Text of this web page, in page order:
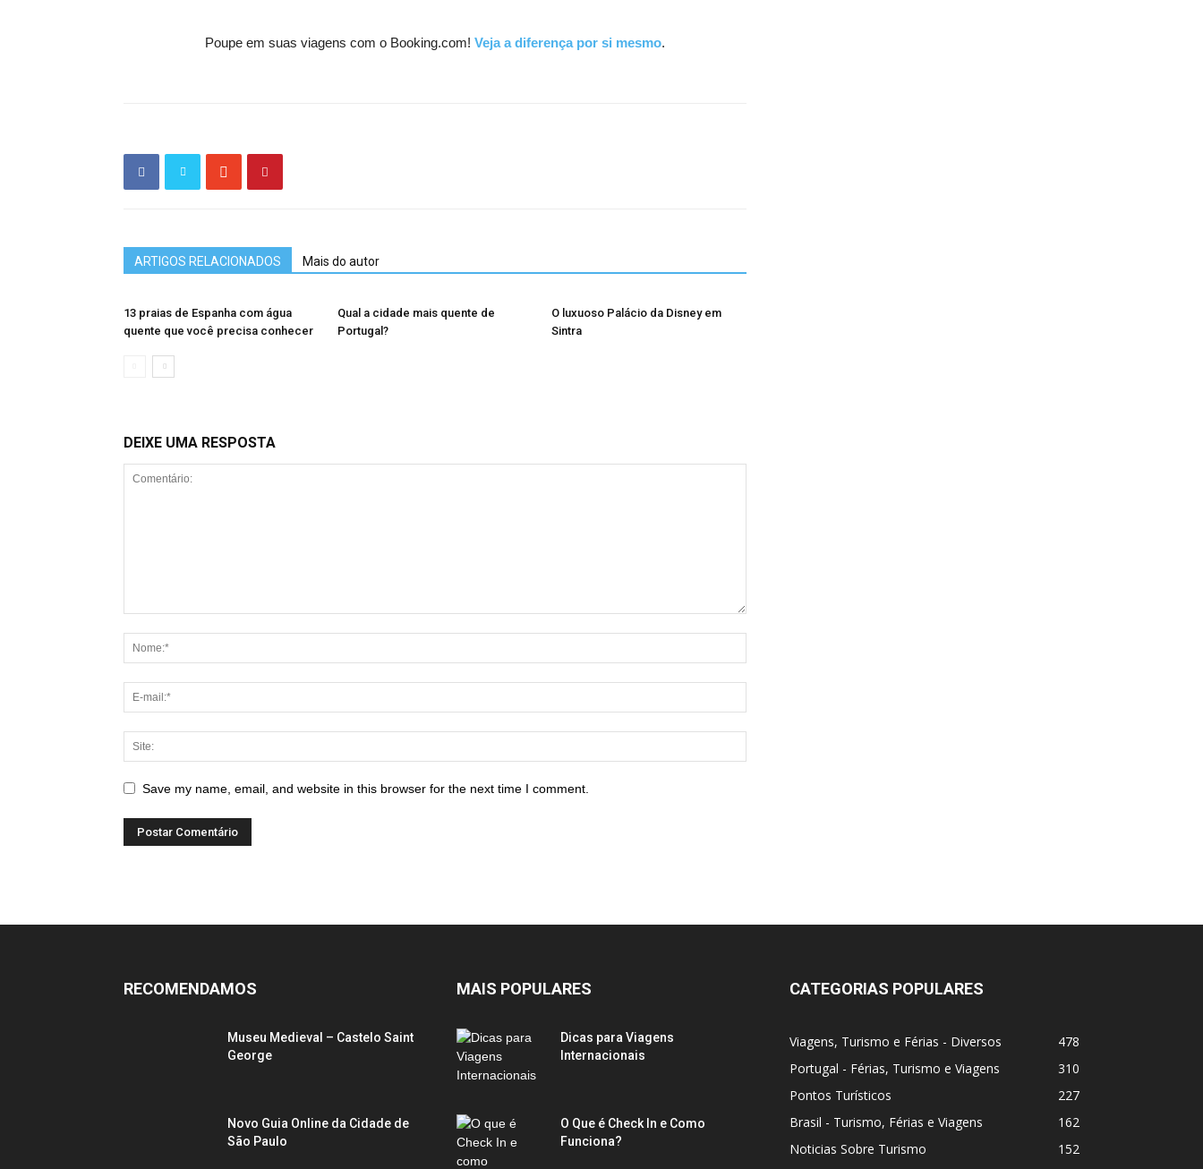
Poupe em suas viagens com o Booking.com! Veja a diferença por si mesmo.
ARTIGOS RELACIONADOS Mais do autor
13 praias de Espanha com água
quente que você precisa conhecer
Qual a cidade mais quente de
Portugal?
O luxuoso Palácio da Disney em
Sintra
DEIXE UMA RESPOSTA
Save my name, email, and website in this browser for the next time I comment.
RECOMENDAMOS
Museu Medieval – Castelo Saint
George
Novo Guia Online da Cidade de
São Paulo
MAIS POPULARES
Dicas para Viagens
Internacionais
O Que é Check In e Como
Funciona?
CATEGORIAS POPULARES
Viagens, Turismo e Férias - Diversos
478
Portugal - Férias, Turismo e Viagens
310
Pontos Turísticos
227
Brasil - Turismo, Férias e Viagens
162
Noticias Sobre Turismo
152